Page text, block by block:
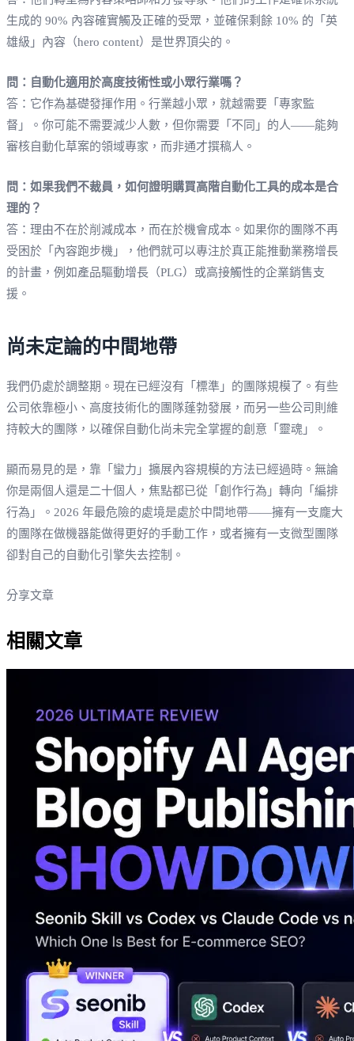
生成的 90% 內容確實觸及正確的受眾，並確保剩餘 10% 的「英
雄級」內容（hero content）是世界頂尖的。
問：自動化適用於高度技術性或小眾行業嗎？
答：它作為基礎發揮作用。行業越小眾，就越需要「專家監
督」。你可能不需要減少人數，但你需要「不同」的人——能夠
審核自動化草案的領域專家，而非通才撰稿人。
問：如果我們不裁員，如何證明購買高階自動化工具的成本是合
理的？
答：理由不在於削減成本，而在於機會成本。如果你的團隊不再
受困於「內容跑步機」，他們就可以專注於真正能推動業務增長
的計畫，例如產品驅動增長（PLG）或高接觸性的企業銷售支
援。
尚未定論的中間地帶
我們仍處於調整期。現在已經沒有「標準」的團隊規模了。有些
公司依靠極小、高度技術化的團隊蓬勃發展，而另一些公司則維
持較大的團隊，以確保自動化尚未完全掌握的創意「靈魂」。
顯而易見的是，靠「蠻力」擴展內容規模的方法已經過時。無論
你是兩個人還是二十個人，焦點都已從「創作行為」轉向「編排
行為」。2026 年最危險的處境是處於中間地帶——擁有一支龐大
的團隊在做機器能做得更好的手動工作，或者擁有一支微型團隊
卻對自己的自動化引擎失去控制。
分享文章
相關文章